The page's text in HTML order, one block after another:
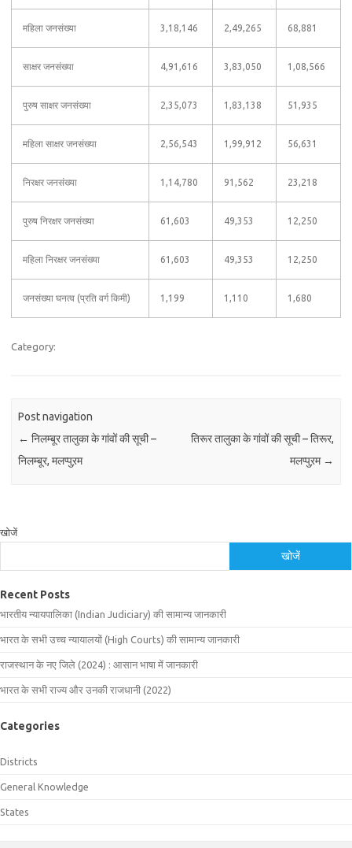
महिला जनसंख्या 3,18,146 2,49,265 68,881
साक्षर जनसंख्या 4,91,616 3,83,050 1,08,566
पुरुष साक्षर जनसंख्या 2,35,073 1,83,138 51,935
महिला साक्षर जनसंख्या 2,56,543 1,99,912 56,631
निरक्षर जनसंख्या 1,14,780 91,562 23,218
पुरुष निरक्षर जनसंख्या 61,603 49,353 12,250
महिला निरक्षर जनसंख्या 61,603 49,353 12,250
जनसंख्या घनत्व (प्रति वर्ग किमी) 1,199 1,110 1,680
Category:
Post navigation
← निलम्बूर तालुका के गांवों की सूची –
निलम्बूर, मलप्पुऱम
तिरूर तालुका के गांवों की सूची – तिरूर,
मलप्पुऱम →
खोजें
खोजें
Recent Posts
भारतीय न्यायपालिका (Indian Judiciary) की सामान्य जानकारी
भारत के सभी उच्च न्यायालयों (High Courts) की सामान्य जानकारी
राजस्थान के नए जिले (2024) : आसान भाषा में जानकारी
भारत के सभी राज्य और उनकी राजधानी (2022)
Categories
Districts
General Knowledge
States